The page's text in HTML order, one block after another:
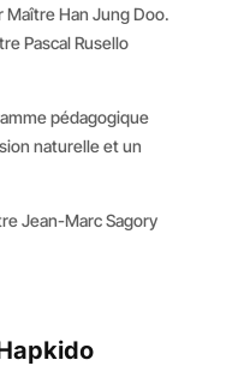
Maître Han Jung Doo.
Pascal Rusello
pédagogique
naturelle et un
Jean-Marc Sagory